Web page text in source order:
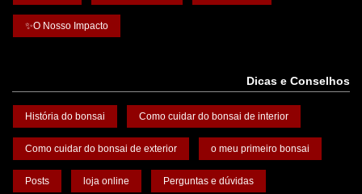
✨O Nosso Impacto
Dicas e Conselhos
História do bonsai Como cuidar do bonsai de interior
Como cuidar do bonsai de exterior o meu primeiro bonsai
Posts loja online Perguntas e dúvidas